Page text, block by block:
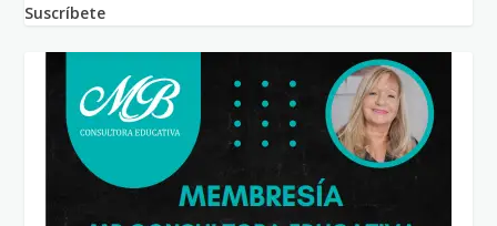
Suscríbete